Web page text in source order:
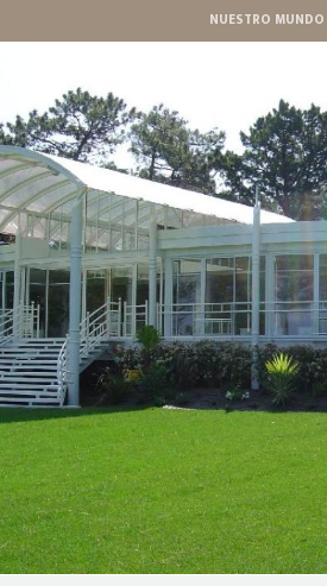
au
principal
NUESTRO MUNDO